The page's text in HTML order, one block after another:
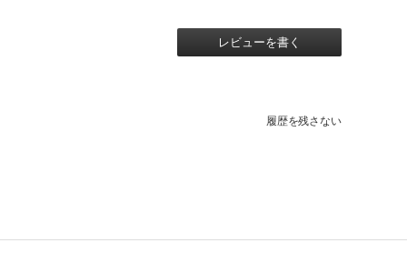
レビューを書く
履歴を残さない